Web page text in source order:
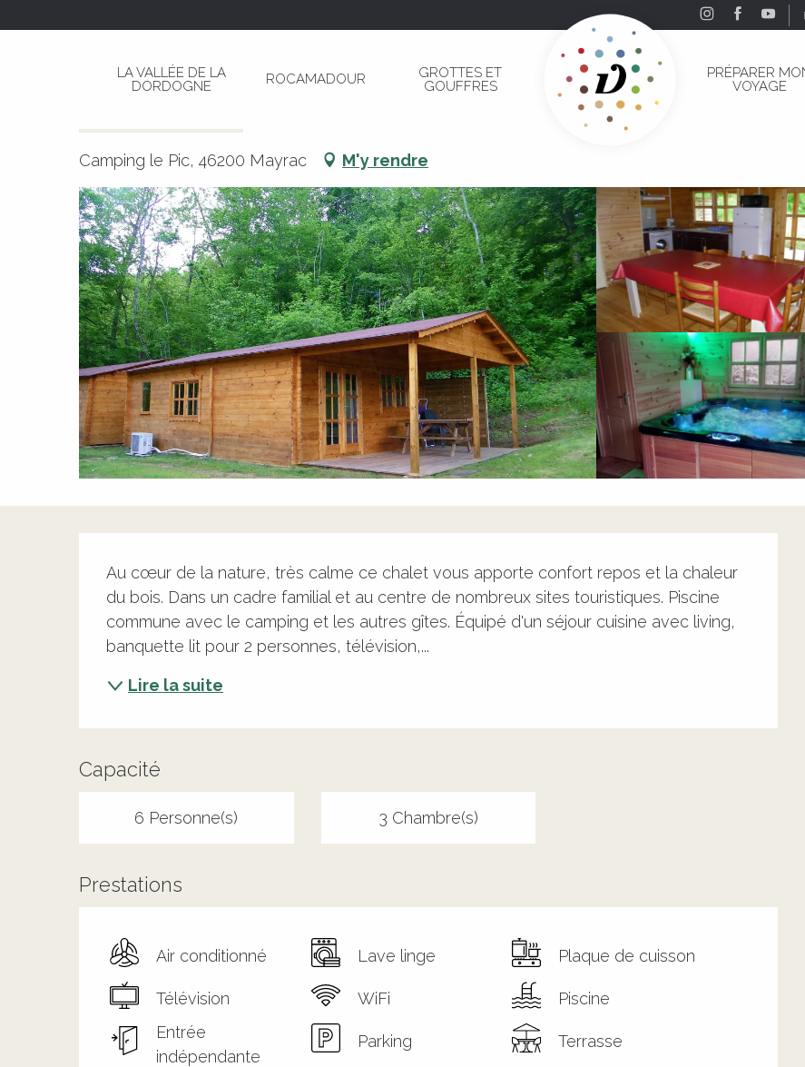
LA VALLÉE DE LA
DORDOGNE
ROCAMADOUR
GROTTES ET
GOUFFRES
PRÉPARER
VOYAGE
Chalet Rocamadour
Camping le Pic, 46200 Mayrac M'y rendre
Au cœur de la nature, très calme ce chalet vous apporte confort repos et la chaleur
du bois. Dans un cadre familial et au centre de nombreux sites touristiques. Piscine
commune avec le camping et les autres gîtes. Équipé d'un séjour cuisine avec living,
banquette lit pour 2 personnes, télévision,...
Lire la suite
Capacité
6 Personne(s) 3 Chambre(s)
Prestations
Air conditionné Lave linge Plaque de cuisson
Télévision WiFi
Piscine
Entrée
indépendante
Parking Terrasse